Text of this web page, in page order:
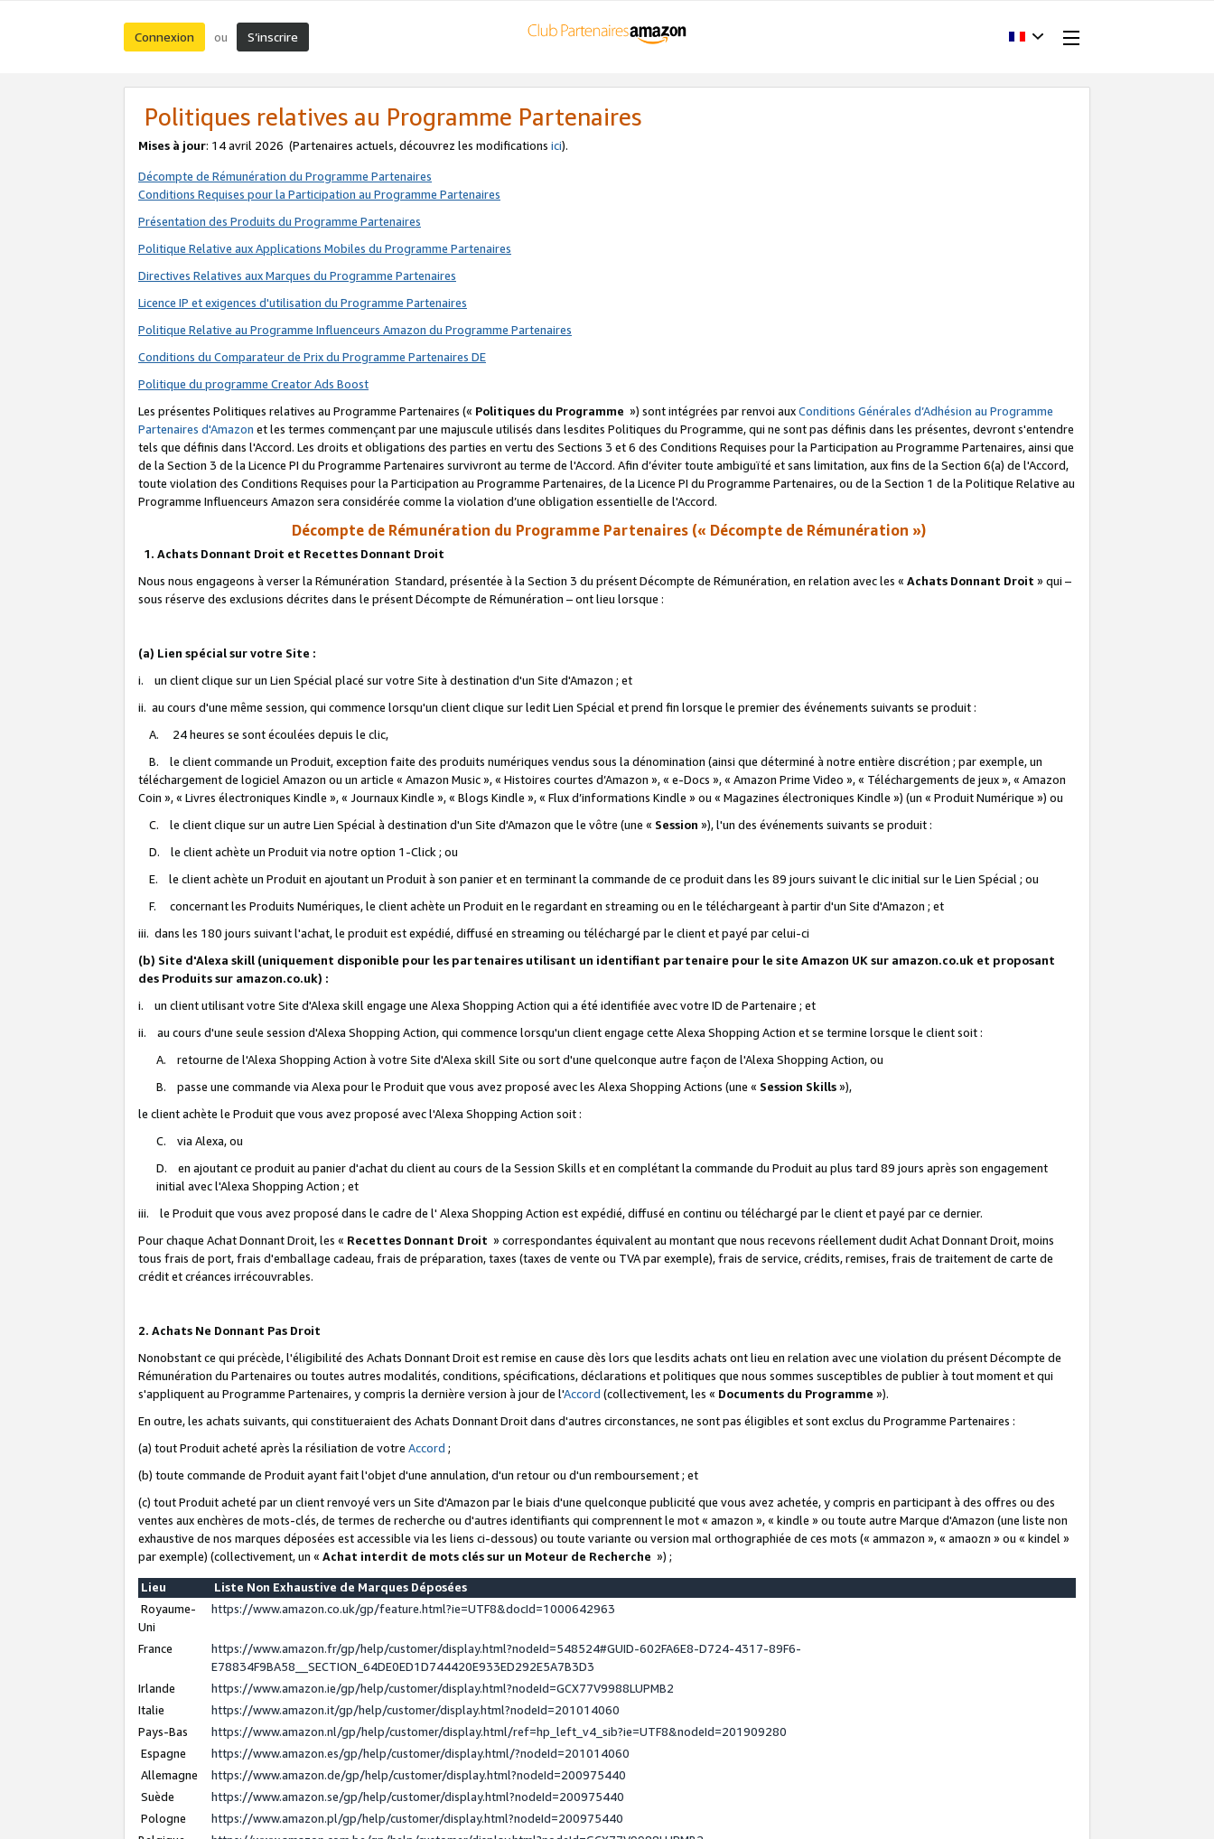
Connexion ou S’inscrire
Politiques relatives au Programme Partenaires
Mises à jour: 14 avril 2026 (Partenaires actuels, découvrez les modifications ici).
Décompte de Rémunération du Programme Partenaires
Conditions Requises pour la Participation au Programme Partenaires
Présentation des Produits du Programme Partenaires
Politique Relative aux Applications Mobiles du Programme Partenaires
Directives Relatives aux Marques du Programme Partenaires
Licence IP et exigences d'utilisation du Programme Partenaires
Politique Relative au Programme Influenceurs Amazon du Programme Partenaires
Conditions du Comparateur de Prix du Programme Partenaires DE
Politique du programme Creator Ads Boost
Les présentes Politiques relatives au Programme Partenaires (« Politiques du Programme ») sont intégrées par renvoi auxConditions Générales d’Adhésion au Programme
Partenaires d'Amazon et les termes commençant par une majuscule utilisés dans lesdites Politiques du Programme, qui ne sont pas définis dans les présentes, devront s'entendre
tels que définis dans l'Accord. Les droits et obligations des parties en vertu des Sections 3 et 6 des Conditions Requises pour la Participation au Programme Partenaires, ainsi que
de la Section 3 de la Licence PI du Programme Partenaires survivront au terme de l'Accord. Afin d’éviter toute ambiguïté et sans limitation, aux fins de la Section 6(a) de l'Accord,
toute violation des Conditions Requises pour la Participation au Programme Partenaires, de la Licence PI du Programme Partenaires, ou de la Section 1 de la Politique Relative au
Programme Influenceurs Amazon sera considérée comme la violation d’une obligation essentielle de l'Accord.
Décompte de Rémunération du Programme Partenaires (« Décompte de Rémunération »)
1. Achats Donnant Droit et Recettes Donnant Droit
Nous nous engageons à verser la Rémunération Standard, présentée à la Section 3 du présent Décompte de Rémunération, en relation avec les « Achats Donnant Droit » qui –
sous réserve des exclusions décrites dans le présent Décompte de Rémunération – ont lieu lorsque :
(a) Lien spécial sur votre Site :
i. un client clique sur un Lien Spécial placé sur votre Site à destination d'un Site d'Amazon ; et
ii. au cours d'une même session, qui commence lorsqu'un client clique sur ledit Lien Spécial et prend fin lorsque le premier des événements suivants se produit :
A. 24 heures se sont écoulées depuis le clic,
B. le client commande un Produit, exception faite des produits numériques vendus sous la dénomination (ainsi que déterminé à notre entière discrétion ; par exemple, un
téléchargement de logiciel Amazon ou un article « Amazon Music », « Histoires courtes d’Amazon », « e-Docs », « Amazon Prime Video », « Téléchargements de jeux », « Amazon
Coin », « Livres électroniques Kindle », « Journaux Kindle », « Blogs Kindle », « Flux d’informations Kindle » ou « Magazines électroniques Kindle ») (un « Produit Numérique ») ou
C. le client clique sur un autre Lien Spécial à destination d'un Site d'Amazon que le vôtre (une « Session »), l'un des événements suivants se produit :
D. le client achète un Produit via notre option 1-Click ; ou
E. le client achète un Produit en ajoutant un Produit à son panier et en terminant la commande de ce produit dans les 89 jours suivant le clic initial sur le Lien Spécial ; ou
F. concernant les Produits Numériques, le client achète un Produit en le regardant en streaming ou en le téléchargeant à partir d'un Site d'Amazon ; et
iii. dans les 180 jours suivant l'achat, le produit est expédié, diffusé en streaming ou téléchargé par le client et payé par celui-ci
(b) Site d'Alexa skill (uniquement disponible pour les partenaires utilisant un identifiant partenaire pour le site Amazon UK sur amazon.co.uk et proposant
des Produits sur amazon.co.uk) :
i. un client utilisant votre Site d'Alexa skill engage une Alexa Shopping Action qui a été identifiée avec votre ID de Partenaire ; et
ii. au cours d'une seule session d'Alexa Shopping Action, qui commence lorsqu'un client engage cette Alexa Shopping Action et se termine lorsque le client soit :
A. retourne de l'Alexa Shopping Action à votre Site d'Alexa skill Site ou sort d'une quelconque autre façon de l'Alexa Shopping Action, ou
B. passe une commande via Alexa pour le Produit que vous avez proposé avec les Alexa Shopping Actions (une « Session Skills»),
le client achète le Produit que vous avez proposé avec l'Alexa Shopping Action soit :
C. via Alexa, ou
D. en ajoutant ce produit au panier d'achat du client au cours de la Session Skills et en complétant la commande du Produit au plus tard 89 jours après son engagement
initial avec l'Alexa Shopping Action ; et
iii. le Produit que vous avez proposé dans le cadre de l' Alexa Shopping Action est expédié, diffusé en continu ou téléchargé par le client et payé par ce dernier.
Pour chaque Achat Donnant Droit, les « Recettes Donnant Droit » correspondantes équivalent au montant que nous recevons réellement dudit Achat Donnant Droit, moins
tous frais de port, frais d'emballage cadeau, frais de préparation, taxes (taxes de vente ou TVA par exemple), frais de service, crédits, remises, frais de traitement de carte de
crédit et créances irrécouvrables.
2. Achats Ne Donnant Pas Droit
Nonobstant ce qui précède, l'éligibilité des Achats Donnant Droit est remise en cause dès lors que lesdits achats ont lieu en relation avec une violation du présent Décompte de
Rémunération du Partenaires ou toutes autres modalités, conditions, spécifications, déclarations et politiques que nous sommes susceptibles de publier à tout moment et qui
s'appliquent au Programme Partenaires, y compris la dernière version à jour de l'Accord (collectivement, les « Documents du Programme »).
En outre, les achats suivants, qui constitueraient des Achats Donnant Droit dans d'autres circonstances, ne sont pas éligibles et sont exclus du Programme Partenaires :
(a) tout Produit acheté après la résiliation de votre Accord ;
(b) toute commande de Produit ayant fait l'objet d'une annulation, d'un retour ou d'un remboursement ; et
(c) tout Produit acheté par un client renvoyé vers un Site d'Amazon par le biais d'une quelconque publicité que vous avez achetée, y compris en participant à des offres ou des
ventes aux enchères de mots-clés, de termes de recherche ou d'autres identifiants qui comprennent le mot « amazon », « kindle » ou toute autre Marque d'Amazon (une liste non
exhaustive de nos marques déposées est accessible via les liens ci-dessous) ou toute variante ou version mal orthographiée de ces mots (« ammazon », « amaozn » ou « kindel »
par exemple) (collectivement, un « Achat interdit de mots clés sur un Moteur de Recherche ») ;
Lieu
Liste Non Exhaustive de Marques Déposées
Royaume-
Uni
https://www.amazon.co.uk/gp/feature.html?ie=UTF8&docId=1000642963
France
https://www.amazon.fr/gp/help/customer/display.html?nodeId=548524#GUID-602FA6E8-D724-4317-89F6-
E78834F9BA58__SECTION_64DE0ED1D744420E933ED292E5A7B3D3
Irlande
https://www.amazon.ie/gp/help/customer/display.html?nodeId=GCX77V9988LUPMB2
Italie
https://www.amazon.it/gp/help/customer/display.html?nodeId=201014060
Pays-Bas
https://www.amazon.nl/gp/help/customer/display.html/ref=hp_left_v4_sib?ie=UTF8&nodeId=201909280
Espagne
https://www.amazon.es/gp/help/customer/display.html/?nodeId=201014060
Allemagne
https://www.amazon.de/gp/help/customer/display.html?nodeId=200975440
Suède
https://www.amazon.se/gp/help/customer/display.html?nodeId=200975440
Pologne
https://www.amazon.pl/gp/help/customer/display.html?nodeId=200975440